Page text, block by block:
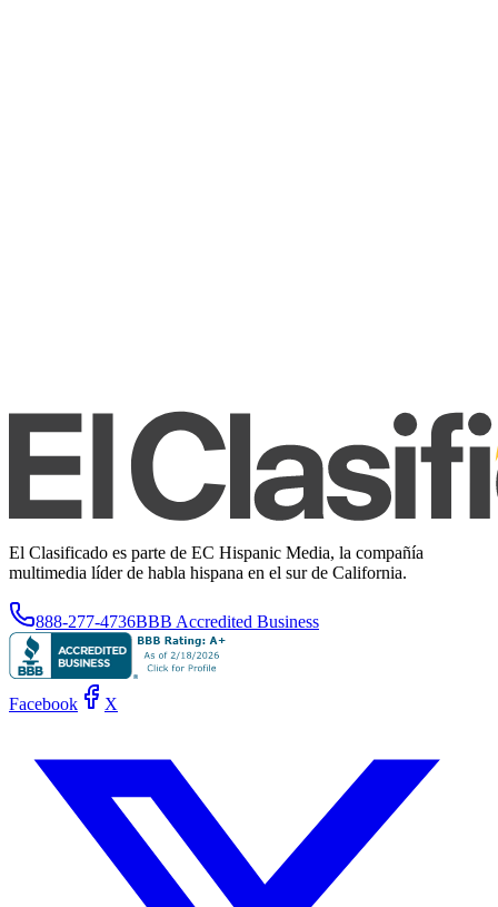
El Clasificado es parte de EC Hispanic Media, la compañía
multimedia líder de habla hispana en el sur de California.
888-277-4736BBB Accredited Business
Facebook X